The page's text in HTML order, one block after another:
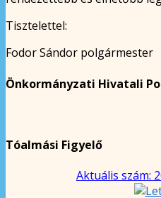
Tisztelettel:
Fodor Sándor polgármester
Önkormányzati Hivatali
Tóalmási Figyelő
Aktuális szám: